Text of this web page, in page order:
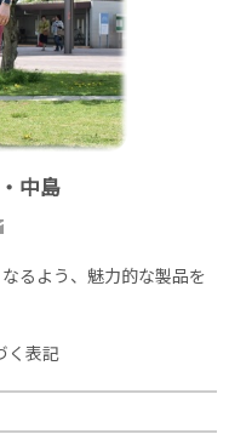
中島
るよう、魅力的な製品を
く表記